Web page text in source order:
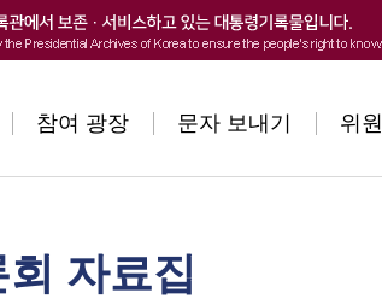
참여 광장 문자 보내기 위
자료집